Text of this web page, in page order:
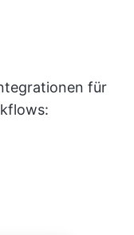
für